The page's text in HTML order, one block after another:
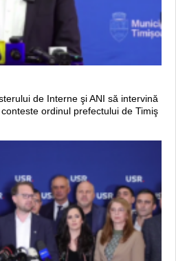
de Interne şi ANI să intervină
ordinul prefectului de Timiş